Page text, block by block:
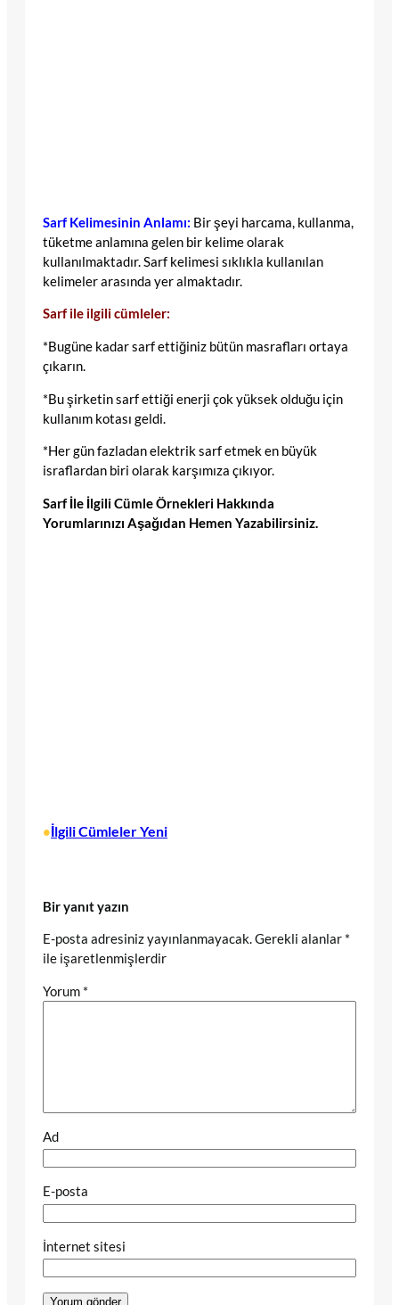
Sarf Kelimesinin Anlamı: Bir şeyi harcama, kullanma,
tüketme anlamına gelen bir kelime olarak
kullanılmaktadır. Sarf kelimesi sıklıkla kullanılan
kelimeler arasında yer almaktadır.
Sarf ile ilgili cümleler:
*Bugüne kadar sarf ettiğiniz bütün masrafları ortaya
çıkarın.
*Bu şirketin sarf ettiği enerji çok yüksek olduğu için
kullanım kotası geldi.
*Her gün fazladan elektrik sarf etmek en büyük
israflardan biri olarak karşımıza çıkıyor.
Sarf İle İlgili Cümle Örnekleri Hakkında
Yorumlarınızı Aşağıdan Hemen Yazabilirsiniz.
•İlgili Cümleler Yeni
Bir yanıt yazın
E-posta adresiniz yayınlanmayacak.Gerekli alanlar *
ile işaretlenmişlerdir
Yorum *
Ad
E-posta
İnternet sitesi